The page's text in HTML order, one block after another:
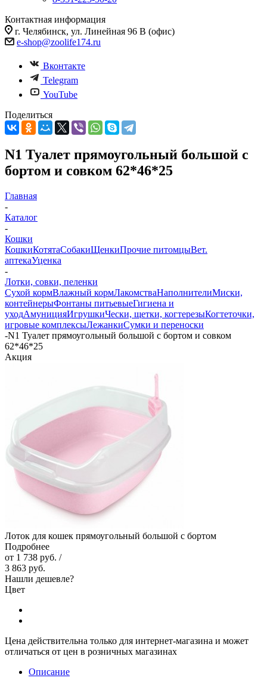
Контактная информация
г. Челябинск, ул. Линейная 96 В (офис)
e-shop@zoolife174.ru
Вконтакте
Telegram
YouTube
Поделиться
N1 Туалет прямоугольный большой с
бортом и совком 62*46*25
Главная
-
Каталог
-
Кошки
КошкиКотятаСобакиЩенкиПрочие питомцыВет.
аптекаУценка
-
Лотки, совки, пеленки
Сухой кормВлажный кормЛакомстваНаполнителиМиски,
контейнерыФонтаны питьевыеГигиена и
уходАмуницияИгрушкиЧески, щетки, когтерезыКогтеточки,
игровые комплексыЛежанкиСумки и переноски
-N1 Туалет прямоугольный большой с бортом и совком
62*46*25
Акция
Лоток для кошек прямоугольный большой с бортом
Подробнее
от 1 738 руб. /
3 863 руб.
Нашли дешевле?
Цвет
Цена действительна только для интернет-магазина и может
отличаться от цен в розничных магазинах
Описание